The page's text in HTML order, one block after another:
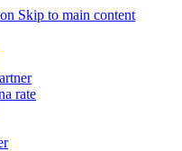
Skip to main content
rate